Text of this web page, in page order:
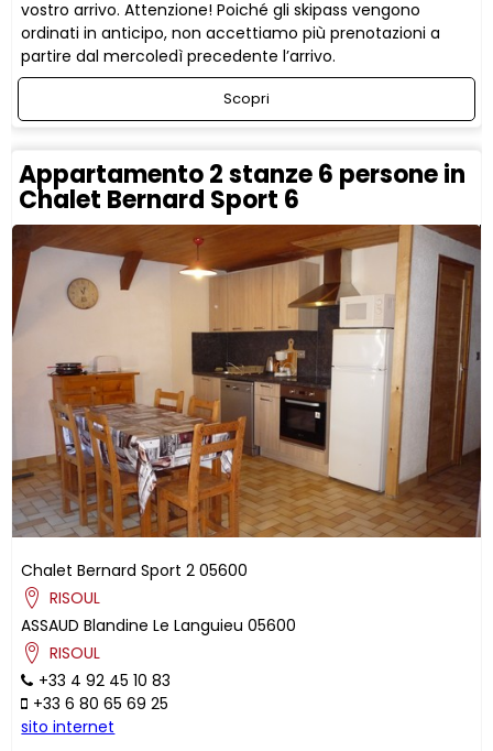
vostro arrivo. Attenzione! Poiché gli skipass vengono
ordinati in anticipo, non accettiamo più prenotazioni a
partire dal mercoledì precedente l’arrivo.
Scopri
Appartamento 2 stanze 6 persone in
Chalet Bernard Sport 6
Chalet Bernard Sport 2 05600
RISOUL
ASSAUD Blandine Le Languieu 05600
RISOUL
+33 4 92 45 10 83
+33 6 80 65 69 25
sito internet